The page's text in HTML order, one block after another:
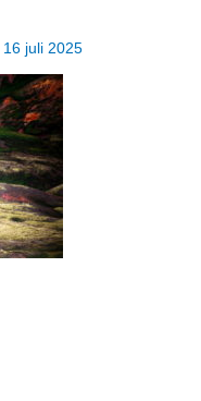
16 juli 2025